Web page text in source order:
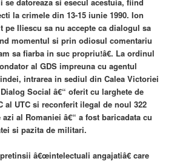
la crimele din 13-15 iunie 1990. Ion
pe Iliescu sa nu accepte ca dialogul sa
momentul si prin odiosul comentariu
sa fiarba in suc propriu!â€. La ordinul
al GDS impreuna cu agentul
intrarea in sediul din Calea Victoriei
Social â€“ oferit cu larghete de
al UTC si reconferit ilegal de noul 322
al Romaniei â€“ a fost baricadata cu
si pazita de militari.
â€œintelectuali angajatiâ€ care